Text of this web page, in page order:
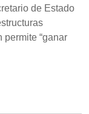
de Estado
“ganar